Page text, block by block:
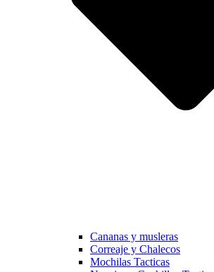
Cananas y musleras
Correaje y Chalecos
Mochilas Tacticas